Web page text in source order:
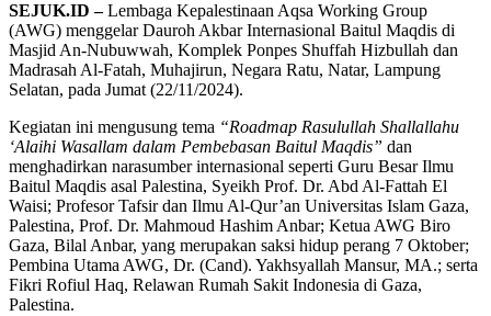
SEJUK.ID –Lembaga Kepalestinaan Aqsa Working Group
(AWG) menggelar Dauroh Akbar Internasional Baitul Maqdis di
Masjid An-Nubuwwah, Komplek Ponpes Shuffah Hizbullah dan
Madrasah Al-Fatah, Muhajirun, Negara Ratu, Natar, Lampung
Selatan, pada Jumat (22/11/2024).
Kegiatan ini mengusung tema “Roadmap Rasulullah Shallallahu
‘Alaihi Wasallam dalam Pembebasan Baitul Maqdis” dan
menghadirkan narasumber internasional seperti Guru Besar Ilmu
Baitul Maqdis asal Palestina, Syeikh Prof. Dr. Abd Al-Fattah El
Waisi; Profesor Tafsir dan Ilmu Al-Qur’an Universitas Islam Gaza,
Palestina, Prof. Dr. Mahmoud Hashim Anbar; Ketua AWG Biro
Gaza, Bilal Anbar, yang merupakan saksi hidup perang 7 Oktober;
Pembina Utama AWG, Dr. (Cand). Yakhsyallah Mansur, MA.; serta
Fikri Rofiul Haq, Relawan Rumah Sakit Indonesia di Gaza,
Palestina.